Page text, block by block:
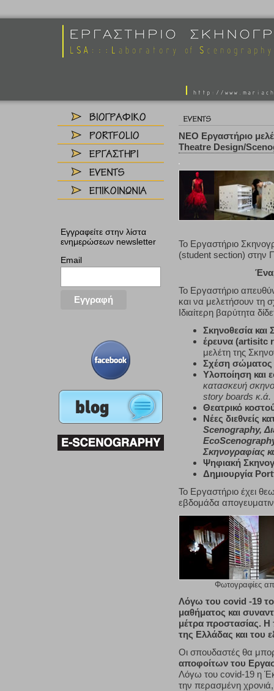
Εγγραφείτε στην λίστα
ενημερώσεων newsletter
Email
ΝΕΟ Εργαστήριο
Theatre Design/
Το Εργαστήριο
(student section) στην
Το Εργαστήριο
και να μελετήσουν τη
Ιδιαίτερη βαρύτητα
Σκηνοθεσία και
έρευνα (artisitc
μελέτη της
Σχέση σώματος
Υλοποίηση και
κατασκευή
story boards κ.ά.
Θεατρικό
Νέες διεθνείς
Scenography,
Σκηνογραφίας
Ψηφιακή
Δημιουργία
To Εργαστήριο έχει
εβδομάδα
Φωτογραφίες
Λόγω του covid -19 το
μαθήματος και
μέτρα προστασίας.
της Ελλάδας και του
Οι σπουδαστές θα
αποφοίτων του
Λόγω του covid-19 η
την περασμένη